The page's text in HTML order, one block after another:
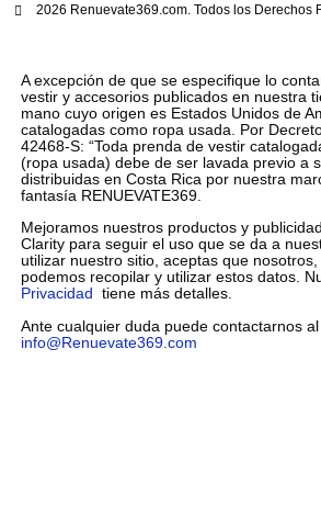
2026 Renuevate369.com. Todos los Derechos
A excepción de que se especifique lo
vestir y accesorios publicados en nuestra
mano cuyo origen es Estados Unidos de
catalogadas como ropa usada. Por
42468-S: “Toda prenda de vestir
(ropa usada) debe de ser lavada previo a
distribuidas en Costa Rica por nuestra
fantasía RENUEVATE369.
Mejoramos nuestros productos y
Clarity para seguir el uso que se da a
utilizar nuestro sitio, aceptas que
podemos recopilar y utilizar estos datos.
Privacidad tiene más detalles.
Ante cualquier duda puede contactarnos
info@Renuevate369.com